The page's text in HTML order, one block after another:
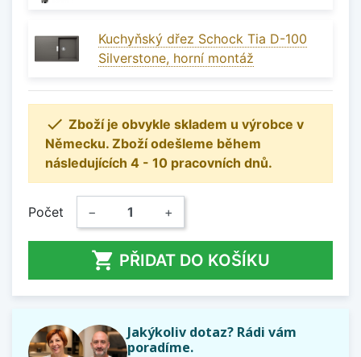
Kuchyňský dřez Schock Tia D-100
Silverstone, horní montáž
 Zboží je obvykle skladem u výrobce v
Německu. Zboží odešleme během
následujících 4 - 10 pracovních dnů.
Počet − +
 PŘIDAT DO KOŠÍKU
Jakýkoliv dotaz? Rádi vám
poradíme.